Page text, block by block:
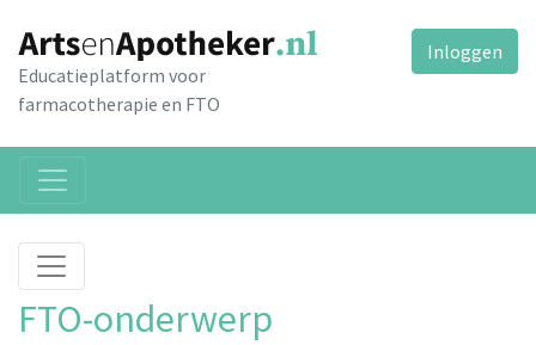
Educatieplatform voor
farmacotherapie en FTO
Inloggen
FTO-onderwerp